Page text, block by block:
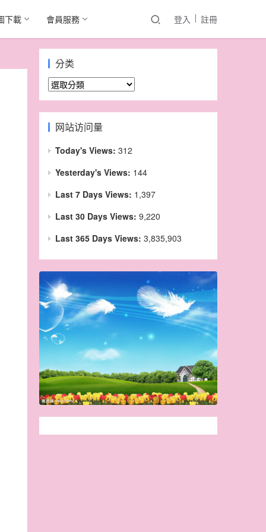
下載 會員服務 登入 註冊
分类
分
类
网站访问量
Today's Views: 312
Yesterday's Views: 144
Last 7 Days Views: 1,397
Last 30 Days Views: 9,220
Last 365 Days Views: 3,835,903